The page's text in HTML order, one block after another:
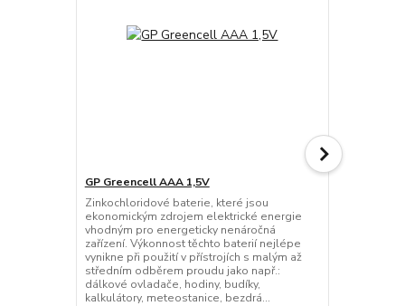
GP Greencell AAA 1,5V
Zinkochloridové baterie, které jsou
ekonomickým zdrojem elektrické energie
vhodným pro energeticky nenáročná
zařízení. Výkonnost těchto baterií nejlépe
vynikne při použití v přístrojích s malým až
středním odběrem proudu jako např.:
dálkové ovladače, hodiny, budíky,
kalkulátory, meteostanice, bezdrá...